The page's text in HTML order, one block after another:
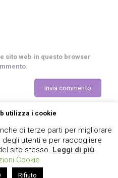
sito web in questo browser
All Rights Reserved.
utilizza i cookie
di terze parti per migliorare
degli utenti e per raccogliere
sito stesso. Leggi di più
Cookie
Rifiuto